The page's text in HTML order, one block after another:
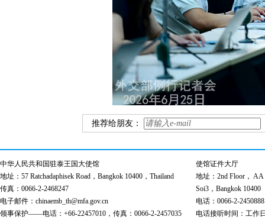
推荐给朋友：
中华人民共和国驻泰王国大使馆
地址：57 Ratchadaphisek Road，Bangkok 10400，Thailand
传真：0066-2-2468247
电子邮件：chinaemb_th@mfa.gov.cn
领事保护——电话：+66-22457010，传真：0066-2-2457035
使馆证件大厅
地址：2nd Floor， AA
Soi3，Bangkok 10400
电话：0066-2-
电话接听时间：工作